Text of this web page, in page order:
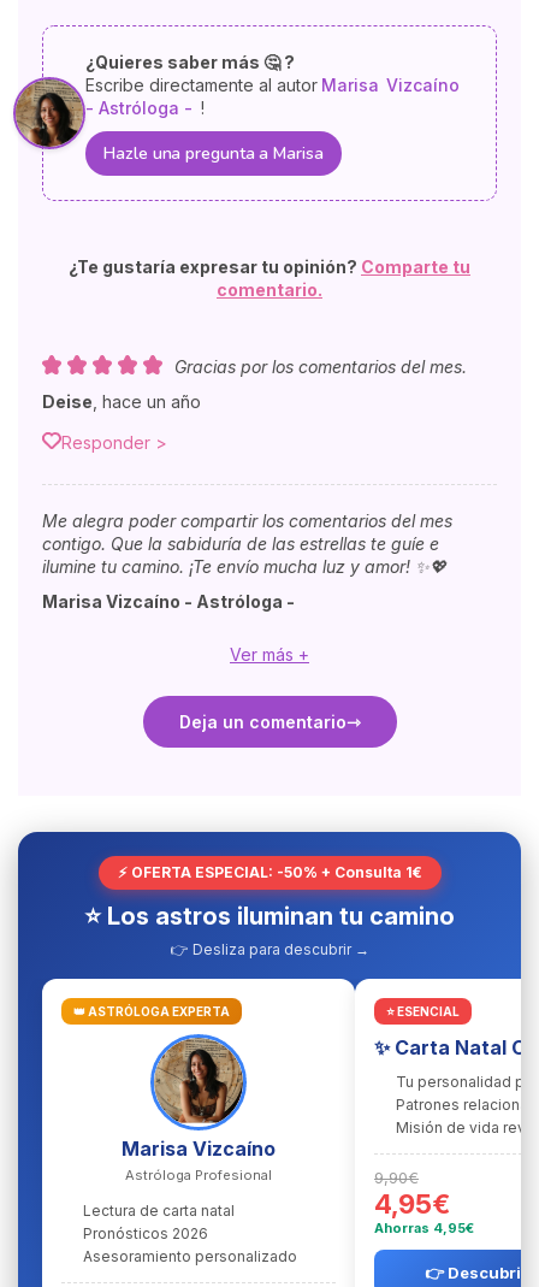
¿Quieres saber más 🤔 ?
Escribe directamente al autor Marisa Vizcaíno
- Astróloga - !
Hazle una pregunta a Marisa
¿Te gustaría expresar tu opinión? Comparte tu
comentario.
Gracias por los comentarios del mes.
Deise hace un año
Responder >
Me alegra poder compartir los comentarios del mes
contigo. Que la sabiduría de las estrellas te guíe e
ilumine tu camino. ¡Te envío mucha luz y amor! ✨💖
Marisa Vizcaíno - Astróloga -
Ver más +
Deja un comentario
⚡ OFERTA ESPECIAL: -50% + Consulta 1€
⭐ Los astros iluminan tu camino
👉 Desliza para descubrir →
👑 ASTRÓLOGA EXPERTA
Marisa Vizcaíno
Astróloga Profesional
Lectura de carta natal
Pronósticos 2026
Asesoramiento personalizado
⭐ ESENCIAL
✨ Carta Natal
Tu personalidad
Patrones
Misión de vida
9,90€
4,95€
Ahorras 4,95€
👉 Descubrir